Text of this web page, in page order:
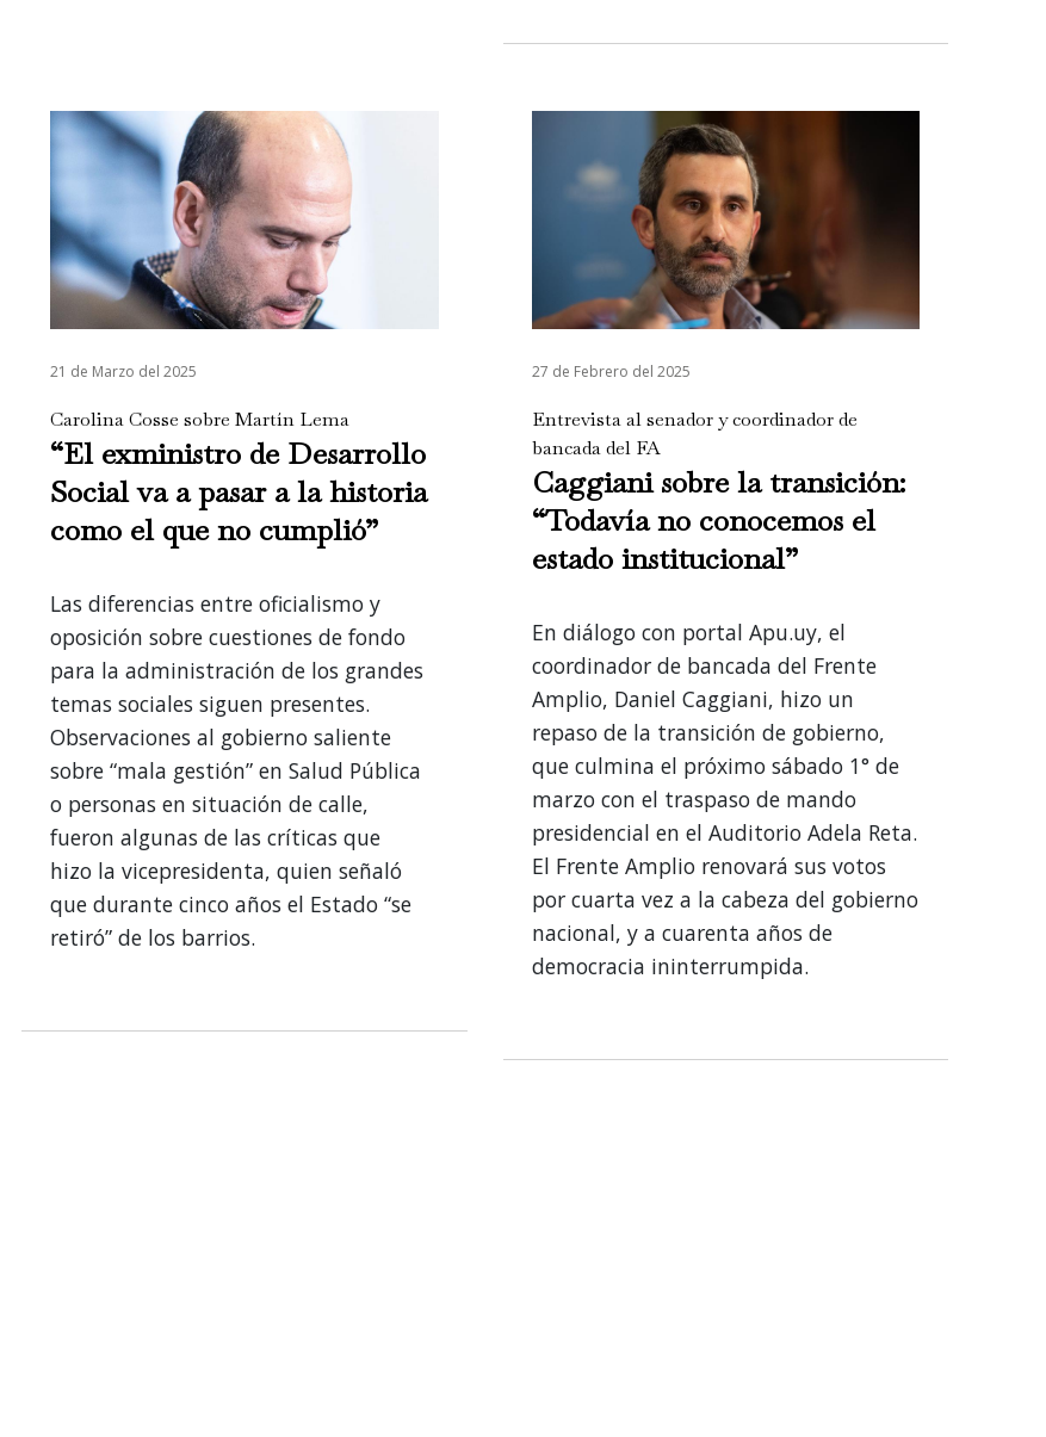
21 de Marzo del 2025
Carolina Cosse sobre Martín Lema
“El exministro de Desarrollo
Social va a pasar a la historia
como el que no cumplió”
Las diferencias entre oficialismo y
oposición sobre cuestiones de fondo
para la administración de los grandes
temas sociales siguen presentes.
Observaciones al gobierno saliente
sobre “mala gestión” en Salud Pública
o personas en situación de calle,
fueron algunas de las críticas que
hizo la vicepresidenta, quien señaló
que durante cinco años el Estado “se
retiró” de los barrios.
27 de Febrero del 2025
Entrevista al senador y coordinador de
bancada del FA
Caggiani sobre la transición:
“Todavía no conocemos el
estado institucional”
En diálogo con portal Apu.uy, el
coordinador de bancada del Frente
Amplio, Daniel Caggiani, hizo un
repaso de la transición de gobierno,
que culmina el próximo sábado 1° de
marzo con el traspaso de mando
presidencial en el Auditorio Adela Reta.
El Frente Amplio renovará sus votos
por cuarta vez a la cabeza del gobierno
nacional, y a cuarenta años de
democracia ininterrumpida.